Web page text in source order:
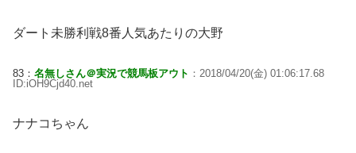
ダート未勝利戦8番人気あたりの大野
83： 名無しさん＠実況で競馬板アウト ：2018/04/20(金) 01:06:17.68
ID:iOH9Cjd40.net
ナナコちゃん